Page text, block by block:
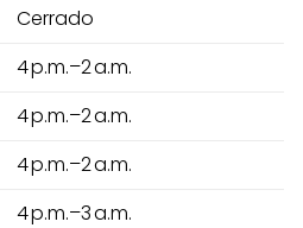
Cerrado
4 p.m.–2 a.m.
4 p.m.–2 a.m.
4 p.m.–2 a.m.
4 p.m.–3 a.m.